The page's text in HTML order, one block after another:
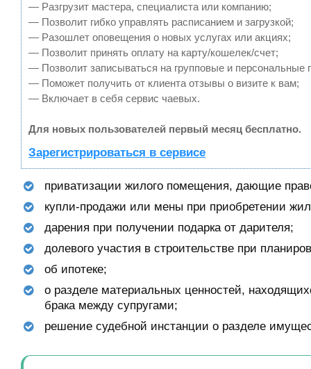
— Разгрузит мастера, специалиста или компанию;
— Позволит гибко управлять расписанием и загрузкой;
— Разошлет оповещения о новых услугах или акциях;
— Позволит принять оплату на карту/кошелек/счет;
— Позволит записываться на групповые и персональные
— Поможет получить от клиента отзывы о визите к вам;
— Включает в себя сервис чаевых.
Для новых пользователей первый месяц бесплатно.
Зарегистрироваться в сервисе
приватизации жилого помещения, дающие
купли-продажи или мены при приобретении
дарения при получении подарка от дарителя;
долевого участия в строительстве при
об ипотеке;
о разделе материальных ценностей,
брака между супругами;
решение судебной инстанции о разделе